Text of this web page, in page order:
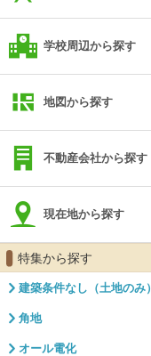
学校周辺から探す
地図から探す
不動産会社から探す
現在地から探す
特集から探す
建築条件なし（土地のみ）
角地
オール電化